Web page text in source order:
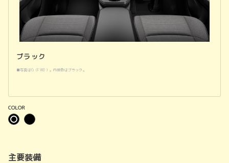
ブラック
■写真はG（FWD）。内装色はブラック。
COLOR
主要装備